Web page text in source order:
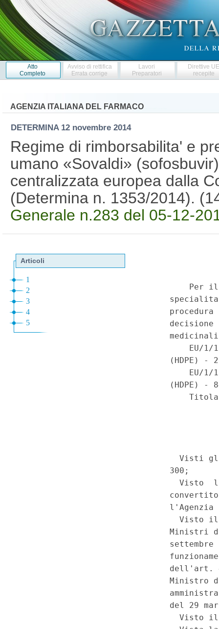
Atto
Completo
Avviso di rettifica
Errata corrige
Lavori
Preparatori
Direttive
recepite
AGENZIA ITALIANA DEL FARMACO
DETERMINA 12 novembre 2014
Regime di rimborsabilita' e
umano «Sovaldi»
centralizzata europea dalla
(Determina n. 1353/2014).
Generale n.283 del 05-12-